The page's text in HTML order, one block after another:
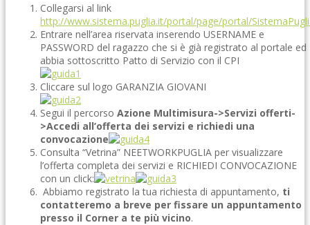
Collegarsi al link
http://www.sistema.puglia.it/portal/page/portal/
Entrare nell’area riservata inserendo USERNAME e
PASSWORD del ragazzo che si è già registrato al portale ed
abbia sottoscritto Patto di Servizio con il CPI
Cliccare sul logo GARANZIA GIOVANI
Segui il percorso Azione Multimisura->Servizi offerti-
>Accedi all’offerta dei servizi e richiedi una
convocazione
Consulta “Vetrina” NEETWORKPUGLIA per visualizzare
l’offerta completa dei servizi e RICHIEDI CONVOCAZIONE
con un click:
Abbiamo registrato la tua richiesta di appuntamento, ti
contatteremo a breve per fissare un appuntamento
presso il Corner a te più vicino.